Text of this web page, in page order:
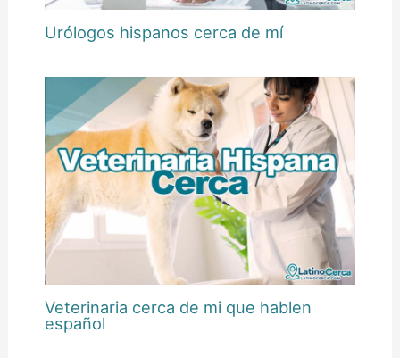
Urólogos hispanos cerca de mí
Veterinaria cerca de mi que hablen
español